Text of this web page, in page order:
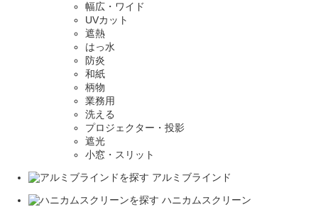
幅広・ワイド
UVカット
遮熱
はっ水
防炎
和紙
柄物
業務用
洗える
プロジェクター・投影
遮光
小窓・スリット
アルミブラインド
ハニカムスクリーン